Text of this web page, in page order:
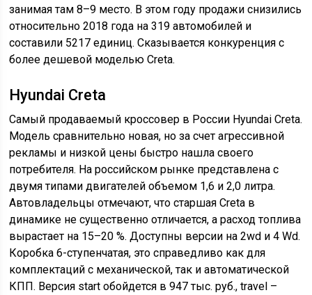
занимая там 8–9 место. В этом году продажи снизились
относительно 2018 года на 319 автомобилей и
составили 5217 единиц. Сказывается конкуренция с
более дешевой моделью Creta.
Hyundai Creta
Самый продаваемый кроссовер в России Hyundai Creta.
Модель сравнительно новая, но за счет агрессивной
рекламы и низкой цены быстро нашла своего
потребителя. На российском рынке представлена с
двумя типами двигателей объемом 1,6 и 2,0 литра.
Автовладельцы отмечают, что старшая Creta в
динамике не существенно отличается, а расход топлива
вырастает на 15–20 %. Доступны версии на 2wd и 4 Wd.
Коробка 6-ступенчатая, это справедливо как для
комплектаций с механической, так и автоматической
КПП. Версия start обойдется в 947 тыс. руб., travel –